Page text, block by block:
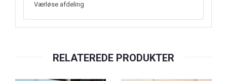
Værløse afdeling
RELATEREDE PRODUKTER